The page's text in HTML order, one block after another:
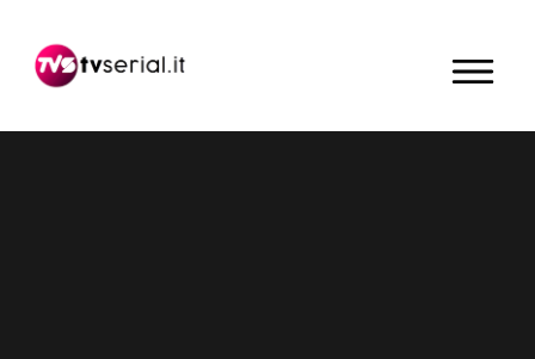
navigazione
contenuto
barra
primaria
MENU